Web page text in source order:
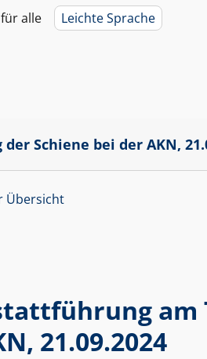
alle Leichte Sprache
Schiene bei der AKN,
Übersicht
am
21.09.2024